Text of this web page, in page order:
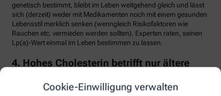
Cookie-Einwilligung verwalten
genetisch bestimmt, bleibt im Leben weitgehend gleich und lässt
sich (derzeit) weder mit Medikamenten noch mit einem gesunden
Lebensstil merklich senken (wenngleich Risikofaktoren wie
Rauchen etc. vermieden werden sollten). Experten raten, seinen
Lp(a)-Wert einmal im Leben bestimmen zu lassen.
4. Hohes Cholesterin betrifft nur ältere
Falsch. Zwar steigt das Risiko für erhöhte Cholesterinwerte mit